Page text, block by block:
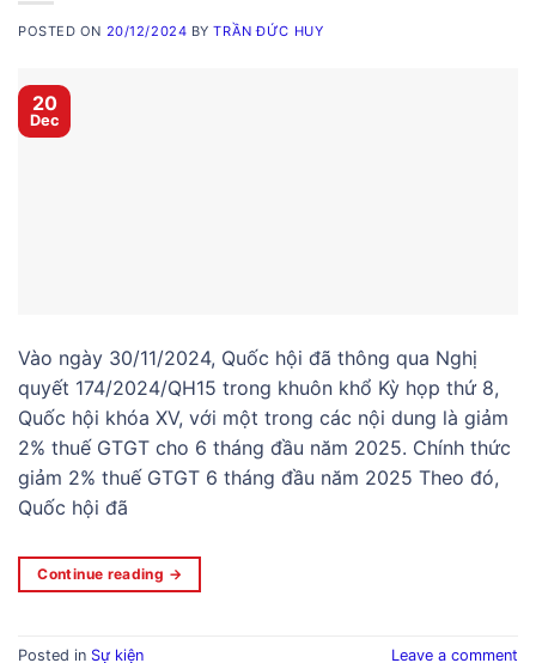
POSTED ON 20/12/2024 BYTRẦN ĐỨC HUY
20
Dec
Vào ngày 30/11/2024, Quốc hội đã thông qua Nghị
quyết 174/2024/QH15 trong khuôn khổ Kỳ họp thứ 8,
Quốc hội khóa XV, với một trong các nội dung là giảm
2% thuế GTGT cho 6 tháng đầu năm 2025. Chính thức
giảm 2% thuế GTGT 6 tháng đầu năm 2025 Theo đó,
Quốc hội đã
Continue reading →
Posted in Sự kiện Leave a comment